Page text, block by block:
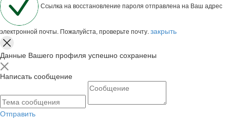
Ссылка на восстановление пароля отправлена на Ваш адрес
электронной почты. Пожалуйста, проверьте почту. закрыть
Данные Вашего профиля успешно сохранены
Написать сообщение
Отправить